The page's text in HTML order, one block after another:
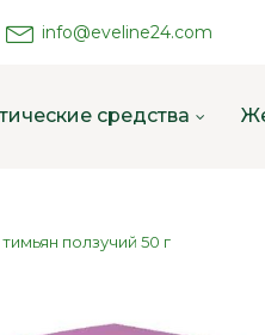
info@eveline24.com
средства
ползучий 50 г